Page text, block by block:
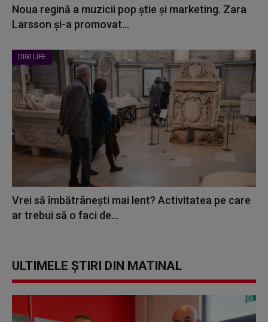
Noua regină a muzicii pop știe și marketing. Zara
Larsson și-a promovat...
DIGI LIFE
Vrei să îmbătrânești mai lent? Activitatea pe care
ar trebui să o faci de...
ULTIMELE ȘTIRI DIN MATINAL